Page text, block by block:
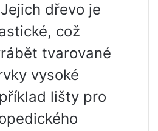
dřevo je
což
tvarované
vysoké
lišty pro